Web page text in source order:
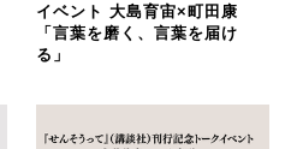
イベント 大島育宙×町田康
「言葉を磨く、言葉を届け
る」